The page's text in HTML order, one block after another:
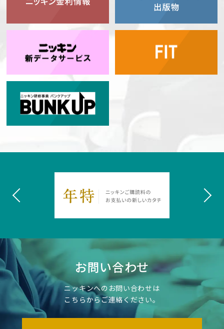
お問い合わせ
ニッキンへのお問い合わせは
こちらからご連絡ください。